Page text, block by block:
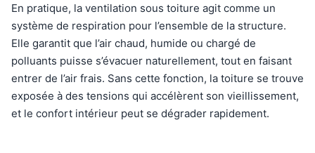
En pratique, la ventilation sous toiture agit comme un
système de respiration pour l’ensemble de la structure.
Elle garantit que l’air chaud, humide ou chargé de
polluants puisse s’évacuer naturellement, tout en faisant
entrer de l’air frais. Sans cette fonction, la toiture se trouve
exposée à des tensions qui accélèrent son vieillissement,
et le confort intérieur peut se dégrader rapidement.